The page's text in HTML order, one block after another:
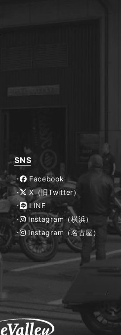
SNS
Facebook
X（旧Twitter）
LINE
Instagram（横浜）
Instagram（名古屋）